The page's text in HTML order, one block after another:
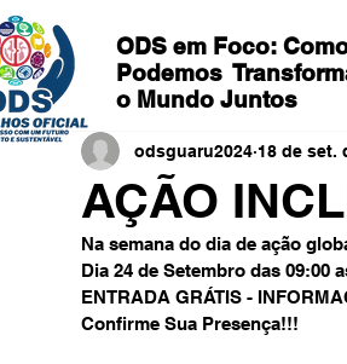
ODS em Foco:
Podemos
o Mundo Juntos
AÇÃO
odsguaru2024 18 de set.
Na semana do dia de ação
Dia 24 de Setembro das 09:00
ENTRADA GRÁTIS -
Confirme Sua Presença!!!